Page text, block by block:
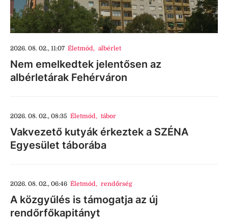
2026. 08. 02., 11:07 Életmód, albérlet
Nem emelkedtek jelentősen az
albérletárak Fehérváron
2026. 08. 02., 08:35 Életmód, tábor
Vakvezető kutyák érkeztek a SZÉNA
Egyesület táborába
2026. 08. 02., 06:46 Életmód, rendőrség
A közgyűlés is támogatja az új
rendőrfőkapitányt